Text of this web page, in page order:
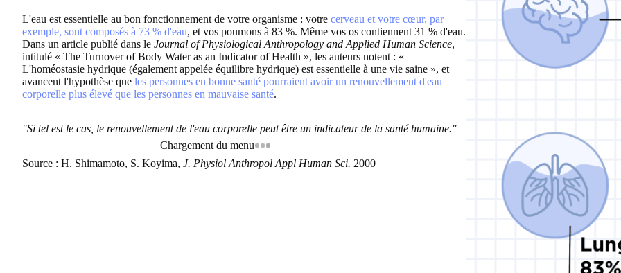
Chargement du menu
L'eau est essentielle au bon fonctionnement de votre organisme : votre cerveau et votre cœur, par
exemple, sont composés à 73 % d'eau, et vos poumons à 83 %. Même vos os contiennent 31 % d'eau.
Dans un article publié dans le Journal of Physiological Anthropology and Applied Human Science,
intitulé « The Turnover of Body Water as an Indicator of Health », les auteurs notent : «
L'homéostasie hydrique (également appelée équilibre hydrique) est essentielle à une vie saine », et
avancent l'hypothèse que les personnes en bonne santé pourraient avoir un renouvellement d'eau
corporelle plus élevé que les personnes en mauvaise santé.
"Si tel est le cas, le renouvellement de l'eau corporelle peut être un indicateur de la santé humaine."
Source : H. Shimamoto, S. Koyima, J. Physiol Anthropol Appl Human Sci. 2000